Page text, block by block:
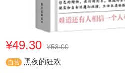
¥49.30 ¥58.00
自营 黑夜的狂欢